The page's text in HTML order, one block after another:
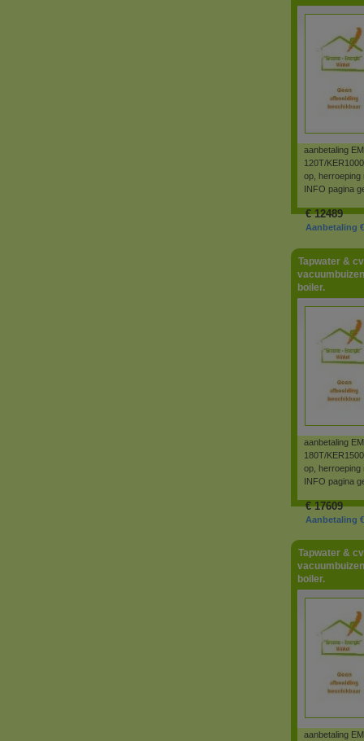
aanbetaling
120T/
op, herroeping
INFO pagina
€12489
Aanbetaling
Tapwater &
boiler.
aanbetaling
180T/
op, herroeping
INFO pagina
€17609
Aanbetaling
Tapwater &
boiler.
aanbetaling